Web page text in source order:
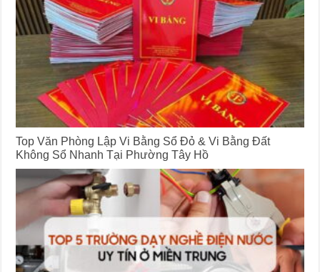
Top Văn Phòng Lập Vi Bằng Sổ Đỏ & Vi Bằng Đất
Không Sổ Nhanh Tại Phường Tây Hồ